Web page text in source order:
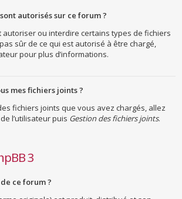
autorisés sur ce forum ?
autoriser ou interdire certains types de fichiers
sûr de ce qui est autorisé à être chargé,
pour plus d’informations.
mes fichiers joints ?
fichiers joints que vous avez chargés, allez
l’utilisateur puis Gestion des fichiers joints.
3
ce forum ?